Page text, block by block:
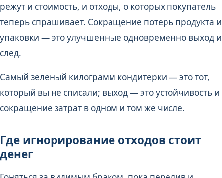
режут и стоимость, и отходы, о которых покупатель
теперь спрашивает. Сокращение потерь продукта и
упаковки — это улучшенные одновременно выход и
след.
Самый зеленый килограмм кондитерки — это тот,
который вы не списали; выход — это устойчивость и
сокращение затрат в одном и том же числе.
Где игнорирование отходов стоит
денег